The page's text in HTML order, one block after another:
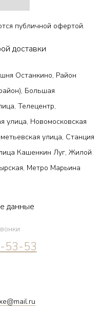
публичной офертой.
доставки
Останкино, Район
Большая
Телецентр,
улица, Новомосковская
улица, Станция
Кашенкин Луг, Жилой
Метро Марьина
данные
53-53